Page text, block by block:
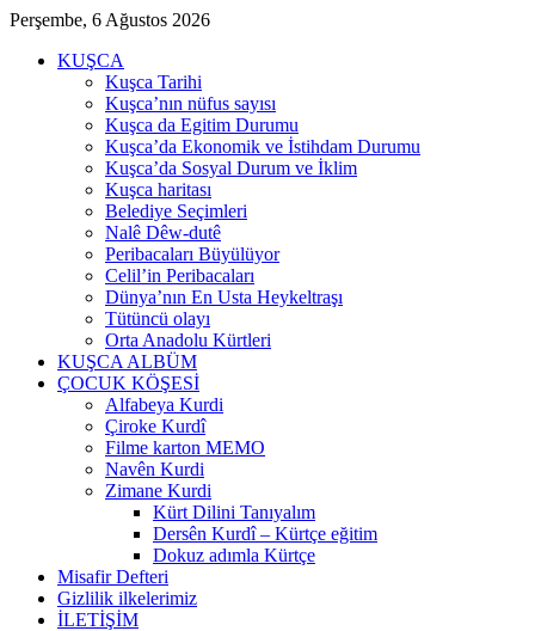
Perşembe, 6 Ağustos 2026
KUŞCA
Kuşca Tarihi
Kuşca’nın nüfus sayısı
Kuşca da Egitim Durumu
Kuşca’da Ekonomik ve İstihdam Durumu
Kuşca’da Sosyal Durum ve İklim
Kuşca haritası
Belediye Seçimleri
Nalê Dêw-dutê
Peribacaları Büyülüyor
Celil’in Peribacaları
Dünya’nın En Usta Heykeltraşı
Tütüncü olayı
Orta Anadolu Kürtleri
KUŞCA ALBÜM
ÇOCUK KÖŞESİ
Alfabeya Kurdi
Çiroke Kurdî
Filme karton MEMO
Navên Kurdi
Zimane Kurdi
Kürt Dilini Tanıyalım
Dersên Kurdî – Kürtçe eğitim
Dokuz adımla Kürtçe
Misafir Defteri
Gizlilik ilkelerimiz
İLETİŞİM